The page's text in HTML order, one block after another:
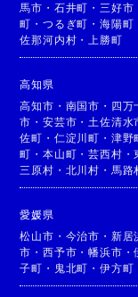
馬市 ・ 石井町 ・ 三好市
町 ・つるぎ町 ・海陽町
佐那河内村 ・ 上勝町
高知県
高知市 ・ 南国市 ・ 四万
市 ・安芸市 ・ 土佐清水
佐町 ・ 仁淀川町 ・ 津野
町 ・本山町 ・芸西村 ・
三原村 ・ 北川村 ・ 馬路
愛媛県
松山市 ・ 今治市 ・ 新居
市 ・西予市 ・幡浜市 ・
子町 ・ 鬼北町 ・伊方町